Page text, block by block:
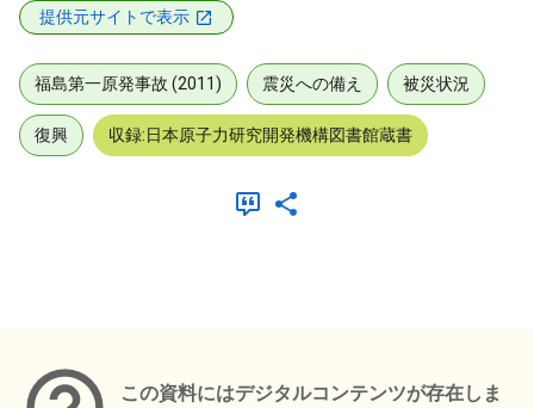
提供元サイトで表示
福島第一原発事故 (2011) 震災への備え 被災状況
復興 収録:日本原子力研究開発機構図書館蔵書
この資料にはデジタルコンテンツが存在しま